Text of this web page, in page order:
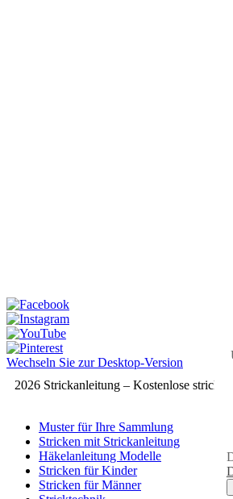
Wechseln Sie zur Desktop-Version
2026 Strickanleitung – Kostenlose
Muster für Ihre Sammlung
Stricken mit Strickanleitung
Häkelanleitung Modelle
Stricken für Kinder
Stricken für Männer